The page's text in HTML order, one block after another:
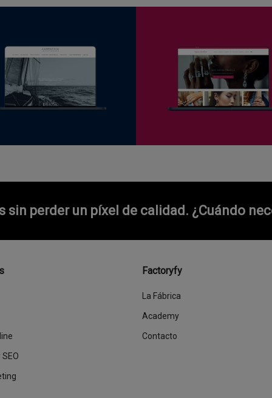
sin perder un píxel de calidad. ¿Cuándo
Factoryfy
La Fábrica
Academy
Contacto